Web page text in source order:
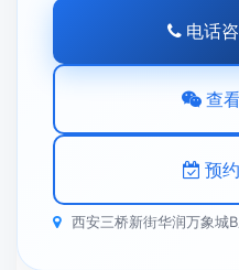
电话
查
预
西安三桥新街华润万象城